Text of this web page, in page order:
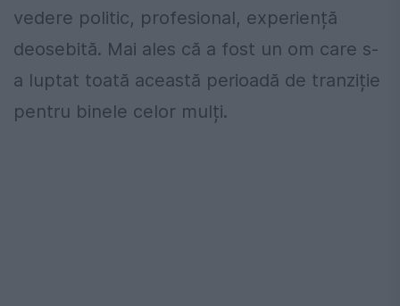
vedere politic, profesional, experiență
deosebită. Mai ales că a fost un om care s-
a luptat toată această perioadă de tranziție
pentru binele celor mulți.